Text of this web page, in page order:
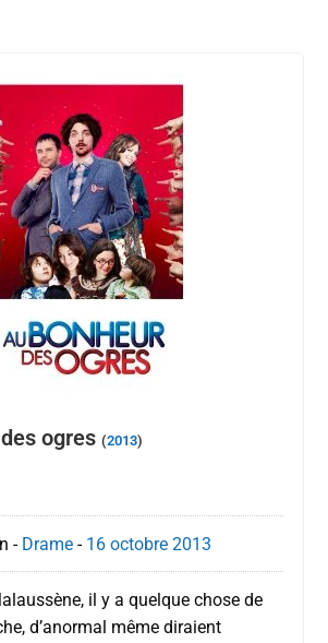
ogres(2013)
- Drame - 16 octobre 2013
il y a quelque chose de
d’anormal même diraient